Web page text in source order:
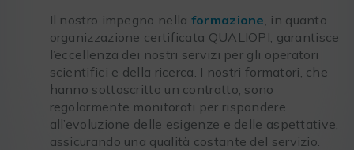
Il nostro impegno nella formazione , in quanto
organizzazione certificata QUALIOPI, garantisce
l’eccellenza dei nostri servizi per gli operatori
scientifici e della ricerca. I nostri formatori, che
hanno sottoscritto un contratto, sono
regolarmente monitorati per rispondere
all’evoluzione delle esigenze e delle aspettative,
assicurando una qualità costante del servizio.